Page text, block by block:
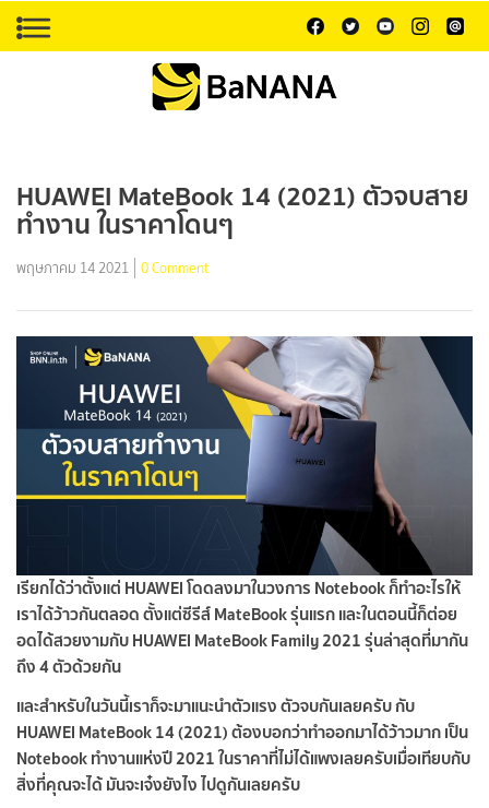
HUAWEI MateBook 14 (2021) ตัวจบสาย
ทำงาน ในราคาโดนๆ
พฤษภาคม 14 2021 0 Comment
เรียกได้ว่าตั้งแต่ HUAWEI โดดลงมาในวงการ Notebook ก็ทำอะไรให้
เราได้ว้าวกันตลอด ตั้งแต่ซีรีส์ MateBook รุ่นแรก และในตอนนี้ก็ต่อย
อดได้สวยงามกับ HUAWEI MateBook Family 2021 รุ่นล่าสุดที่มากัน
ถึง 4 ตัวด้วยกัน
และสำหรับในวันนี้เราก็จะมาแนะนำตัวแรง ตัวจบกันเลยครับ กับ
HUAWEI MateBook 14 (2021) ต้องบอกว่าทำออกมาได้ว้าวมาก เป็น
Notebook ทำงานแห่งปี 2021 ในราคาที่ไม่ได้แพงเลยครับเมื่อเทียบกับ
สิ่งที่คุณจะได้ มันจะเจ๋งยังไง ไปดูกันเลยครับ